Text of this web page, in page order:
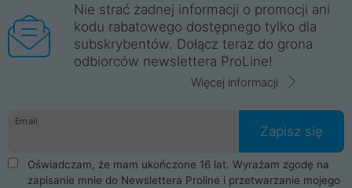
Nie strać żadnej informacji o promocji ani
kodu rabatowego dostępnego tylko dla
subskrybentów. Dołącz teraz do grona
odbiorców newslettera ProLine!
Więcej informacji
Email
Zapisz się
Oświadczam, że mam ukończone 16 lat. Wyrażam zgodę na
zapisanie mnie do Newslettera Proline i przetwarzanie mojego